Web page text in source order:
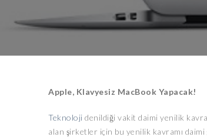
Apple, Klavyesiz MacBook Yapacak!
Teknoloji denildiği vakit daimi yenilik
alan şirketler için bu yenilik kavramı